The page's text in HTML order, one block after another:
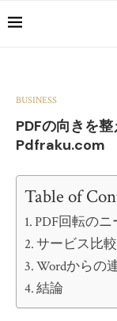
BUSINESS
PDFの向きを
Pdfraku.com
Table of
PDF回転の
サービス比
Wordからの
結論